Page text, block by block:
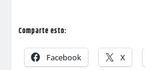
Comparte esto:
Facebook X